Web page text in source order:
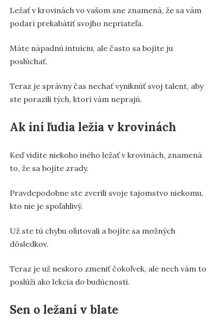
Ležať v krovinách vo vašom sne znamená, že sa vám
podarí prekabátiť svojho nepriateľa.
Máte nápadnú intuíciu, ale často sa bojíte ju
poslúchať.
Teraz je správny čas nechať vyniknúť svoj talent, aby
ste porazili tých, ktorí vám neprajú.
Ak iní ľudia ležia v krovinách
Keď vidíte niekoho iného ležať v krovinách, znamená
to, že sa bojíte zrady.
Pravdepodobne ste zverili svoje tajomstvo niekomu,
kto nie je spoľahlivý.
Už ste tú chybu oľutovali a bojíte sa možných
dôsledkov.
Teraz je už neskoro zmeniť čokoľvek, ale nech vám to
poslúži ako lekcia do budúcnosti.
Sen o ležaní v blate